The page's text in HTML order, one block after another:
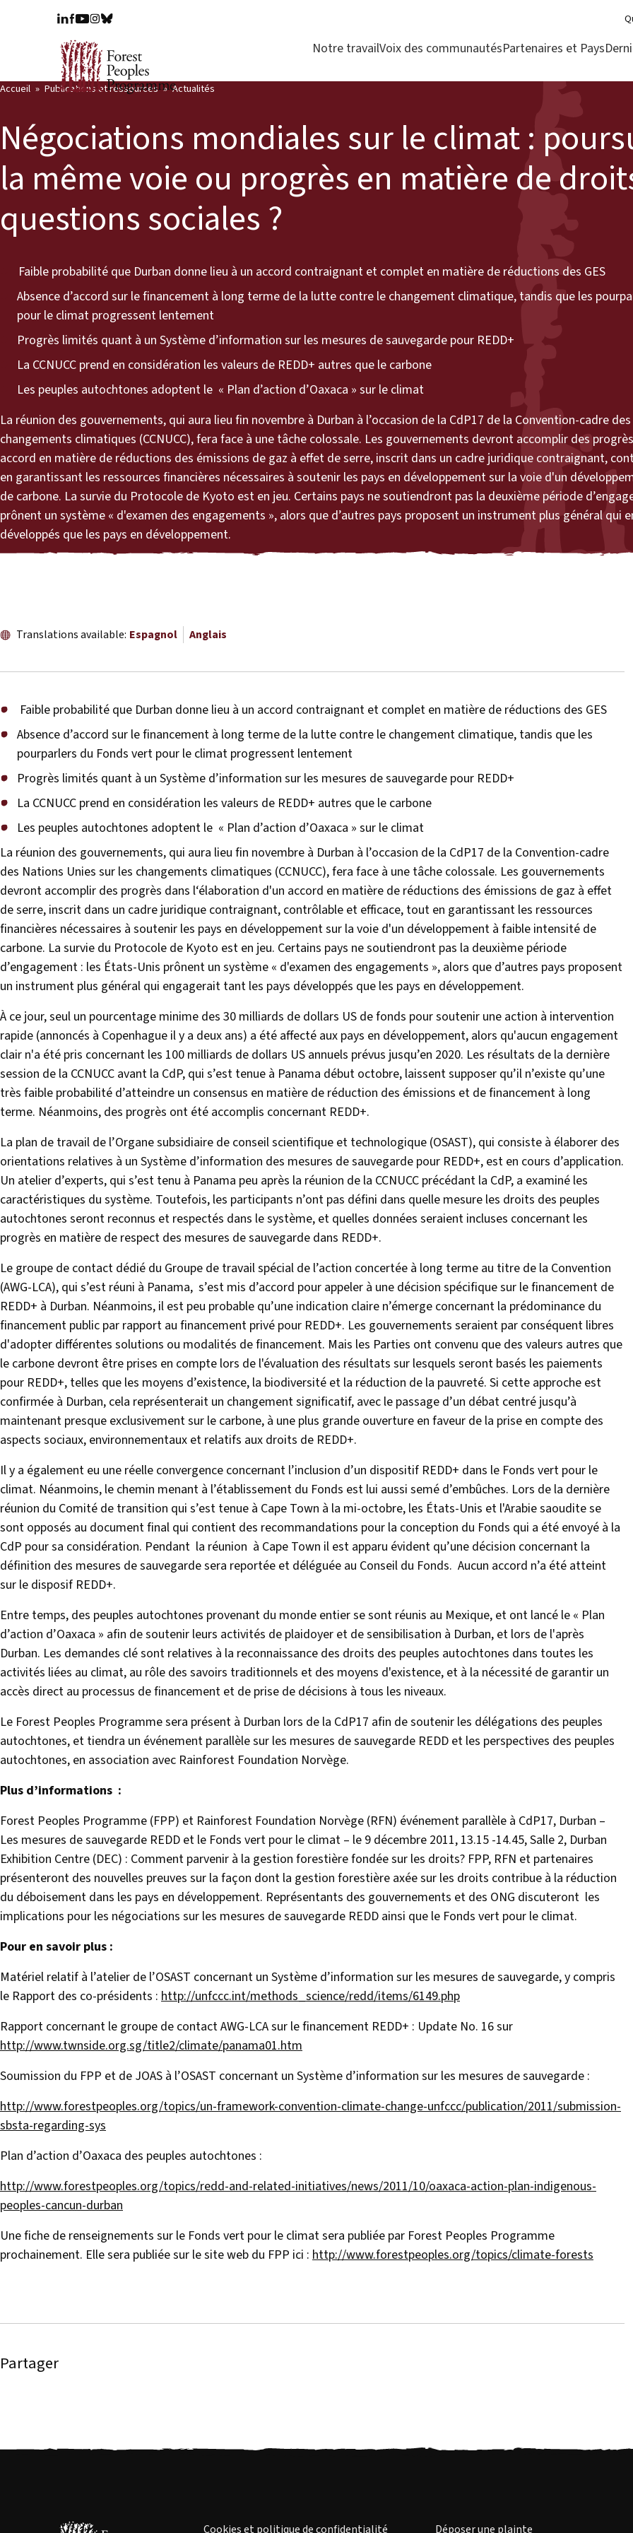
Notre travailVoix des communautésPartenaires et Pays
Accueil Publications et ressources Actualités
Négociations mondiales sur le climat :
la même voie ou progrès en matière de
questions sociales ?
Faible probabilité que Durban donne lieu à un accord contraignant et complet en matière de réductions des GES
Absence d’accord sur le financement à long terme de la lutte contre le changement climatique, tandis que les
pour le climat progressent lentement
Progrès limités quant à un Système d’information sur les mesures de sauvegarde pour REDD+
La CCNUCC prend en considération les valeurs de REDD+ autres que le carbone
Les peuples autochtones adoptent le « Plan d’action d’Oaxaca » sur le climat
La réunion des gouvernements, qui aura lieu fin novembre à Durban à l’occasion de la CdP17 de la Convention-cadre
changements climatiques (CCNUCC), fera face à une tâche colossale. Les gouvernements devront accomplir des
accord en matière de réductions des émissions de gaz à effet de serre, inscrit dans un cadre juridique contraignant,
en garantissant les ressources financières nécessaires à soutenir les pays en développement sur la voie d'un
de carbone. La survie du Protocole de Kyoto est en jeu. Certains pays ne soutiendront pas la deuxième période
prônent un système « d'examen des engagements », alors que d’autres pays proposent un instrument plus général qui
développés que les pays en développement.
Translations available: Espagnol Anglais
Faible probabilité que Durban donne lieu à un accord contraignant et complet en matière de réductions des GES
Absence d’accord sur le financement à long terme de la lutte contre le changement climatique, tandis que les
pourparlers du Fonds vert pour le climat progressent lentement
Progrès limités quant à un Système d’information sur les mesures de sauvegarde pour REDD+
La CCNUCC prend en considération les valeurs de REDD+ autres que le carbone
Les peuples autochtones adoptent le « Plan d’action d’Oaxaca » sur le climat
La réunion des gouvernements, qui aura lieu fin novembre à Durban à l’occasion de la CdP17 de la Convention-cadre
des Nations Unies sur les changements climatiques (CCNUCC), fera face à une tâche colossale. Les gouvernements
devront accomplir des progrès dans l‘élaboration d'un accord en matière de réductions des émissions de gaz à effet
de serre, inscrit dans un cadre juridique contraignant, contrôlable et efficace, tout en garantissant les ressources
financières nécessaires à soutenir les pays en développement sur la voie d'un développement à faible intensité de
carbone. La survie du Protocole de Kyoto est en jeu. Certains pays ne soutiendront pas la deuxième période
d’engagement : les États-Unis prônent un système « d'examen des engagements », alors que d’autres pays proposent
un instrument plus général qui engagerait tant les pays développés que les pays en développement.
À ce jour, seul un pourcentage minime des 30 milliards de dollars US de fonds pour soutenir une action à intervention
rapide (annoncés à Copenhague il y a deux ans) a été affecté aux pays en développement, alors qu'aucun engagement
clair n'a été pris concernant les 100 milliards de dollars US annuels prévus jusqu’en 2020. Les résultats de la dernière
session de la CCNUCC avant la CdP, qui s’est tenue à Panama début octobre, laissent supposer qu’il n’existe qu’une
très faible probabilité d’atteindre un consensus en matière de réduction des émissions et de financement à long
terme. Néanmoins, des progrès ont été accomplis concernant REDD+.
La plan de travail de l’Organe subsidiaire de conseil scientifique et technologique (OSAST), qui consiste à élaborer des
orientations relatives à un Système d’information des mesures de sauvegarde pour REDD+, est en cours d’application.
Un atelier d’experts, qui s’est tenu à Panama peu après la réunion de la CCNUCC précédant la CdP, a examiné les
caractéristiques du système. Toutefois, les participants n’ont pas défini dans quelle mesure les droits des peuples
autochtones seront reconnus et respectés dans le système, et quelles données seraient incluses concernant les
progrès en matière de respect des mesures de sauvegarde dans REDD+.
Le groupe de contact dédié du Groupe de travail spécial de l’action concertée à long terme au titre de la Convention
(AWG-LCA), qui s’est réuni à Panama, s’est mis d’accord pour appeler à une décision spécifique sur le financement de
REDD+ à Durban. Néanmoins, il est peu probable qu’une indication claire n’émerge concernant la prédominance du
financement public par rapport au financement privé pour REDD+. Les gouvernements seraient par conséquent libres
d'adopter différentes solutions ou modalités de financement. Mais les Parties ont convenu que des valeurs autres que
le carbone devront être prises en compte lors de l'évaluation des résultats sur lesquels seront basés les paiements
pour REDD+, telles que les moyens d’existence, la biodiversité et la réduction de la pauvreté. Si cette approche est
confirmée à Durban, cela représenterait un changement significatif, avec le passage d’un débat centré jusqu’à
maintenant presque exclusivement sur le carbone, à une plus grande ouverture en faveur de la prise en compte des
aspects sociaux, environnementaux et relatifs aux droits de REDD+.
Il y a également eu une réelle convergence concernant l’inclusion d’un dispositif REDD+ dans le Fonds vert pour le
climat. Néanmoins, le chemin menant à l’établissement du Fonds est lui aussi semé d’embûches. Lors de la dernière
réunion du Comité de transition qui s’est tenue à Cape Town à la mi-octobre, les États-Unis et l'Arabie saoudite se
sont opposés au document final qui contient des recommandations pour la conception du Fonds qui a été envoyé à la
CdP pour sa considération. Pendant la réunion à Cape Town il est apparu évident qu’une décision concernant la
définition des mesures de sauvegarde sera reportée et déléguée au Conseil du Fonds. Aucun accord n’a été atteint
sur le disposif REDD+.
Entre temps, des peuples autochtones provenant du monde entier se sont réunis au Mexique, et ont lancé le « Plan
d’action d’Oaxaca » afin de soutenir leurs activités de plaidoyer et de sensibilisation à Durban, et lors de l'après
Durban. Les demandes clé sont relatives à la reconnaissance des droits des peuples autochtones dans toutes les
activités liées au climat, au rôle des savoirs traditionnels et des moyens d'existence, et à la nécessité de garantir un
accès direct au processus de financement et de prise de décisions à tous les niveaux.
Le Forest Peoples Programme sera présent à Durban lors de la CdP17 afin de soutenir les délégations des peuples
autochtones, et tiendra un événement parallèle sur les mesures de sauvegarde REDD et les perspectives des peuples
autochtones, en association avec Rainforest Foundation Norvège.
Plus d’informations :
Forest Peoples Programme (FPP) et Rainforest Foundation Norvège (RFN) événement parallèle à CdP17, Durban –
Les mesures de sauvegarde REDD et le Fonds vert pour le climat – le 9 décembre 2011, 13.15 -14.45, Salle 2, Durban
Exhibition Centre (DEC) : Comment parvenir à la gestion forestière fondée sur les droits? FPP, RFN et partenaires
présenteront des nouvelles preuves sur la façon dont la gestion forestière axée sur les droits contribue à la réduction
du déboisement dans les pays en développement. Représentants des gouvernements et des ONG discuteront les
implications pour les négociations sur les mesures de sauvegarde REDD ainsi que le Fonds vert pour le climat.
Pour en savoir plus :
Matériel relatif à l’atelier de l’OSAST concernant un Système d’information sur les mesures de sauvegarde, y compris
le Rapport des co-présidents : http://unfccc.int/methods_science/redd/items/6149.php
Rapport concernant le groupe de contact AWG-LCA sur le financement REDD+ : Update No. 16 sur
http://www.twnside.org.sg/title2/climate/panama01.htm
Soumission du FPP et de JOAS à l’OSAST concernant un Système d’information sur les mesures de sauvegarde :
http://www.forestpeoples.org/topics/un-framework-convention-climate-change-unfccc/publication/2011/submission-
sbsta-regarding-sys
Plan d’action d’Oaxaca des peuples autochtones :
http://www.forestpeoples.org/topics/redd-and-related-initiatives/news/2011/10/oaxaca-action-plan-indigenous-
peoples-cancun-durban
Une fiche de renseignements sur le Fonds vert pour le climat sera publiée par Forest Peoples Programme
prochainement. Elle sera publiée sur le site web du FPP ici : http://www.forestpeoples.org/topics/climate-forests
Partager
Cookies et politique de confidentialité Déposer une plainte